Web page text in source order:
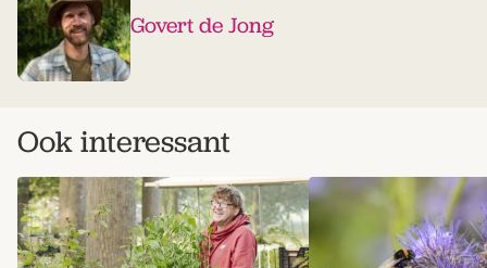
Govert de Jong
Ook interessant